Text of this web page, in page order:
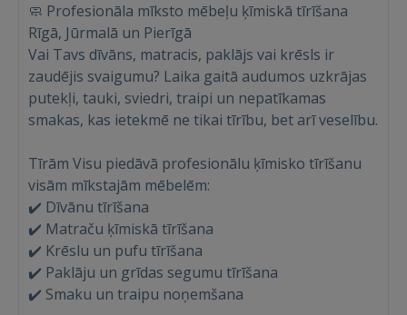
🧼 Profesionāla mīksto mēbeļu ķīmiskā tīrīšana
Rīgā, Jūrmalā un Pierīgā
Vai Tavs dīvāns, matracis, paklājs vai krēsls ir
zaudējis svaigumu? Laika gaitā audumos uzkrājas
putekļi, tauki, sviedri, traipi un nepatīkamas
smakas, kas ietekmē ne tikai tīrību, bet arī veselību.
Tīrām Visu piedāvā profesionālu ķīmisko tīrīšanu
visām mīkstajām mēbelēm:
✔️ Dīvānu tīrīšana
✔️ Matraču ķīmiskā tīrīšana
✔️ Krēslu un pufu tīrīšana
✔️ Paklāju un grīdas segumu tīrīšana
✔️ Smaku un traipu noņemšana